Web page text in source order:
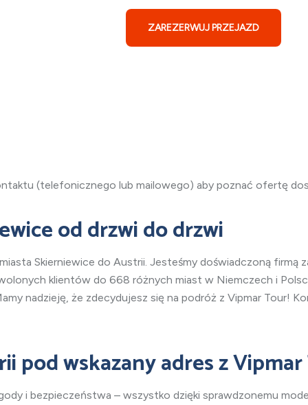
ZAREZERWUJ PRZEJAZD
(telefonicznego lub mailowego) aby poznać ofertę
od drzwi do drzwi
Skierniewice do Austrii. Jesteśmy doświadczoną firmą
klientów do 668 różnych miast w Niemczech i
nadzieję, że zdecydujesz się na podróż z Vipmar Tour!
pod wskazany adres z
i bezpieczeństwa – wszystko dzięki sprawdzonemu